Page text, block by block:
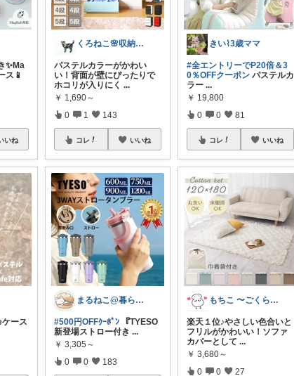
✨Ma
ス📱
いね
ース
くろねこ🌸収納＆キッチン整理
パステルカラーがかわい
い！背面が壁にぴったりで
ホコリが入りにく ...
￥ 1,690～
0 1 143
コレ いいね
まるねこ@暮らしと子育て🐈️🌸
#500円OFFｸｰﾎﾟﾝ 『TYESO
新登場ストロー付き...
￥ 3,305～
0 0 183
きい⌇3歳ママ
#全エントリーでP20倍＆3
0％OFFクーポン パステルカ
ラー ...
￥ 19,800
0 0 81
コレ いいね
もちこ 〜ごくらく＆かわいい生活♪
楽天１位♪やさしい色合いと
フリルがかわいい！ソファ
カバーとして ...
￥ 3,680～
0 0 27